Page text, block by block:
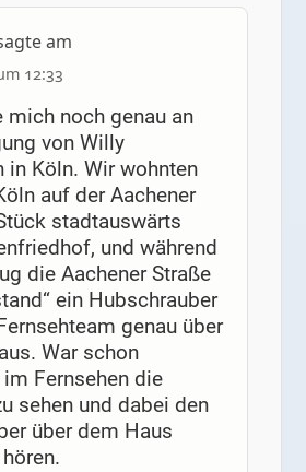
am
12:33
mich noch genau an
von Willy
Köln. Wir wohnten
auf der Aachener
stadtauswärts
und während
die Aachener Straße
ein Hubschrauber
genau über
War schon
Fernsehen die
sehen und dabei den
über dem Haus